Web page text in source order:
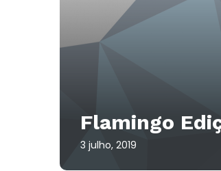
Flamingo
3 julho, 2019